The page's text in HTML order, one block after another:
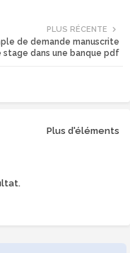
PLUS RÉCENTE
de demande manuscrite
stage dans une banque pdf
Plus d'éléments